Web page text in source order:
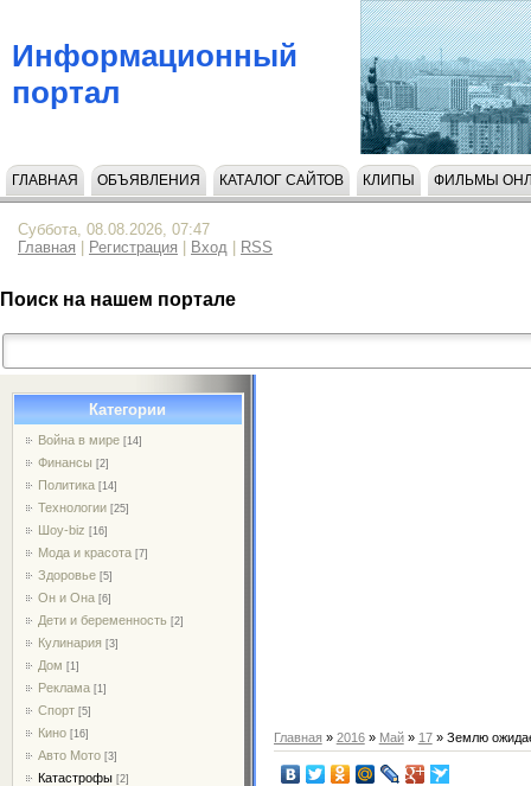
Информационный
портал
ГЛАВНАЯ ОБЪЯВЛЕНИЯ КАТАЛОГ САЙТОВ КЛИПЫ ФИЛЬМЫ
Суббота, 08.08.2026, 07:47
Главная
Регистрация Вход RSS
Поиск на нашем портале
Категории
Война в мире [14]
Финансы [2]
Политика [14]
Технологии [25]
Шоу-biz [16]
Мода и красота [7]
Здоровье [5]
Он и Она [6]
Дети и беременность [2]
Кулинария [3]
Дом [1]
Реклама [1]
Спорт [5]
Кино [16]
Авто Мото [3]
Катастрофы [2]
Главная » 2016 » Май » 17» Землю